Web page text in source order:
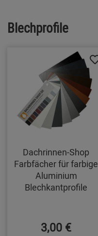
Blechprofile
Dachrinnen-Shop
Farbfächer für farbige
Aluminium
Blechkantprofile
3,00 €